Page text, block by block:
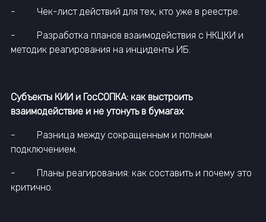
- Чек-лист действий для тех, кто уже в реестре.
- Разработка планов взаимодействия с НКЦКИ и
методик реагирования на инциденты ИБ.
Субъекты КИИ и ГосСОПКА: как выстроить
взаимодействие и не утонуть в бумагах
- Разница между сокращенным и полным
подключением.
- Планы реагирования: как составить и почему это
критично.